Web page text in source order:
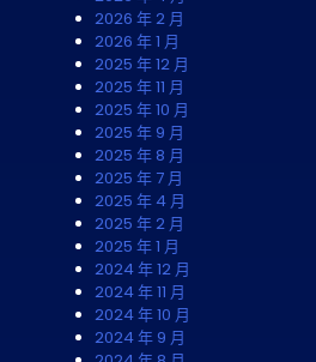
2026 年 2 月
2026 年 1 月
2025 年 12 月
2025 年 11 月
2025 年 10 月
2025 年 9 月
2025 年 8 月
2025 年 7 月
2025 年 4 月
2025 年 2 月
2025 年 1 月
2024 年 12 月
2024 年 11 月
2024 年 10 月
2024 年 9 月